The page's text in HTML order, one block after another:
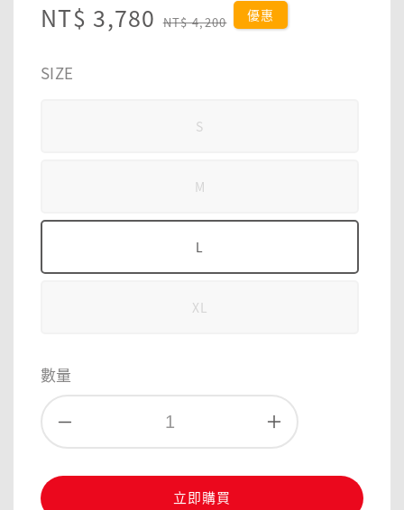
Sale
NT$ 3,780 Regular
NT$ 4,200 優惠
SIZE
S
M
L
XL
數量
立即購買